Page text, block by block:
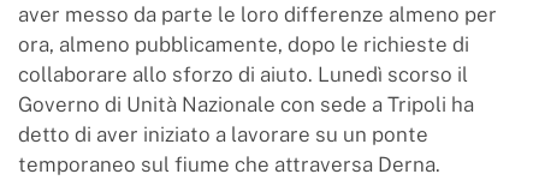
aver messo da parte le loro differenze almeno per
ora, almeno pubblicamente, dopo le richieste di
collaborare allo sforzo di aiuto. Lunedì scorso il
Governo di Unità Nazionale con sede a Tripoli ha
detto di aver iniziato a lavorare su un ponte
temporaneo sul fiume che attraversa Derna.